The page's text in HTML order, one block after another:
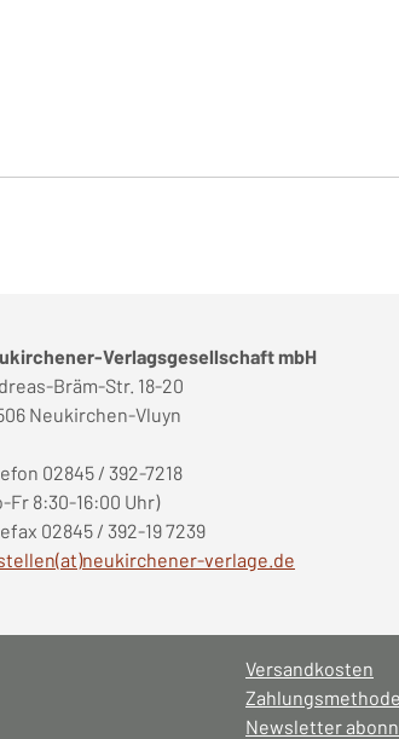
Verlagsgesellschaft mbH
Bräm-Str. 18-20
Neukirchen-Vluyn
02845 / 392-7218
Fr 8:30-16:00 Uhr)
02845 / 392-19 7239
verlage.de
Versandkosten
Newsletter